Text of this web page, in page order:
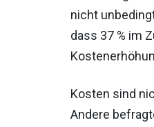
nicht
dass 37 % im
Kosten sind
Andere